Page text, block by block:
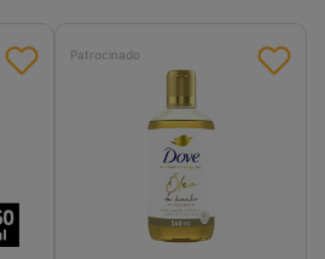
Patrocinado